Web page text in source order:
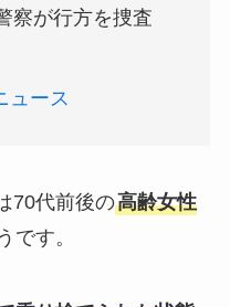
察が行方を捜査
ュース
70代前後の高齢女性
です。